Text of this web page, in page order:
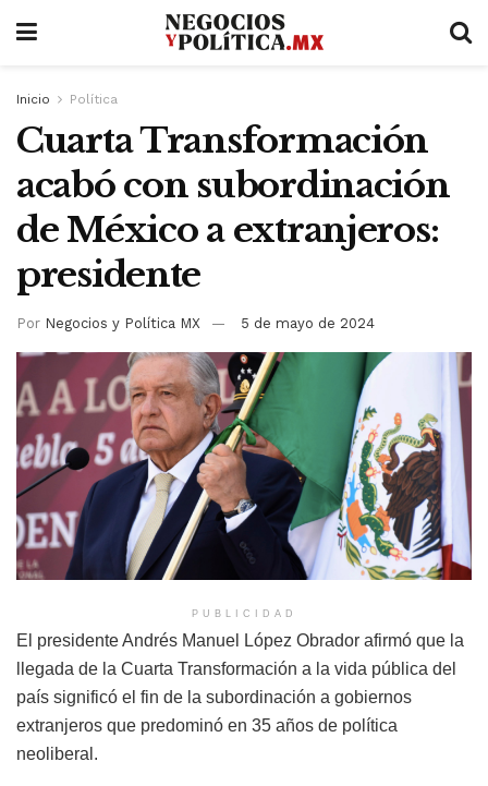
Inicio Política
Cuarta Transformación
acabó con subordinación
de México a extranjeros:
presidente
Por Negocios y Política MX 5 de mayo de 2024
PUBLICIDAD
El presidente Andrés Manuel López Obrador afirmó que la
llegada de la Cuarta Transformación a la vida pública del
país significó el fin de la subordinación a gobiernos
extranjeros que predominó en 35 años de política
neoliberal.